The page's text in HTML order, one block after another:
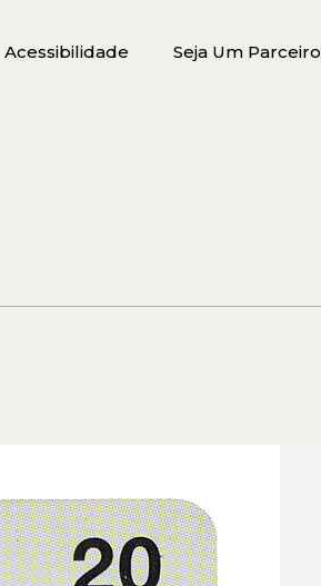
Acessibilidade Seja Um Parceiro